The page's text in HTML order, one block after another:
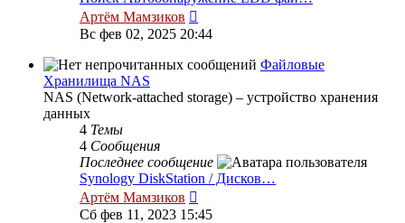
Артём Мамзиков
к
сообщению
Вс фев 02, 2025 20:44
Файловые
Хранилища NAS
NAS (Network-attached storage) – устройство хранения
данных
4 Темы
4 Сообщения
Последнее сообщение
Synology DiskStation / Дисков…
Артём Мамзиков
к
Сб фев 11, 2023 15:45